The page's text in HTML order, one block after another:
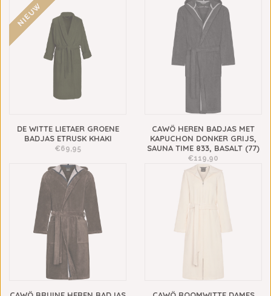
NIEUW
DE WITTE LIETAER GROENE
BADJAS ETRUSK KHAKI
€69,95
CAWÖ HEREN BADJAS MET
KAPUCHON DONKER GRIJS,
SAUNA TIME 833, BASALT (77)
€119,90